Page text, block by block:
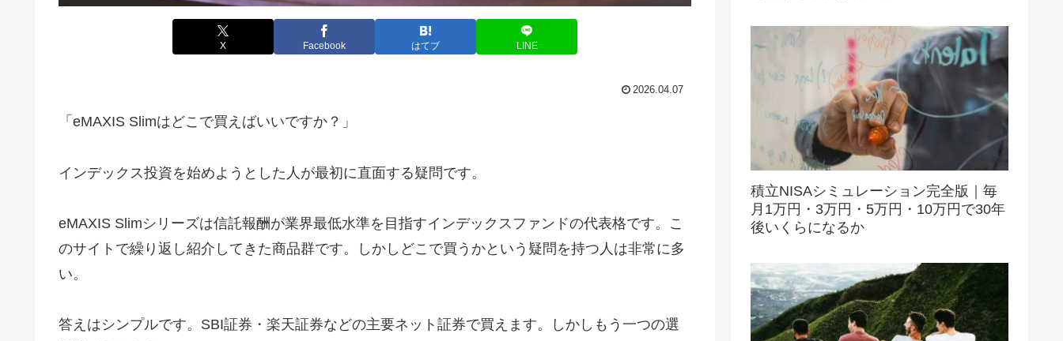
X Facebook はてブ LINE
2026.04.07
「eMAXIS Slimはどこで買えばいいですか？」
インデックス投資を始めようとした人が最初に直面する疑問です。
eMAXIS Slimシリーズは信託報酬が業界最低水準を目指すインデックスファンドの代表格です。こ
のサイトで繰り返し紹介してきた商品群です。しかしどこで買うかという疑問を持つ人は非常に多
い。
答えはシンプルです。SBI証券・楽天証券などの主要ネット証券で買えます。しかしもう一つの選
積立NISAシミュレーション完全版｜毎
月1万円・3万円・5万円・10万円で30年
後いくらになるか